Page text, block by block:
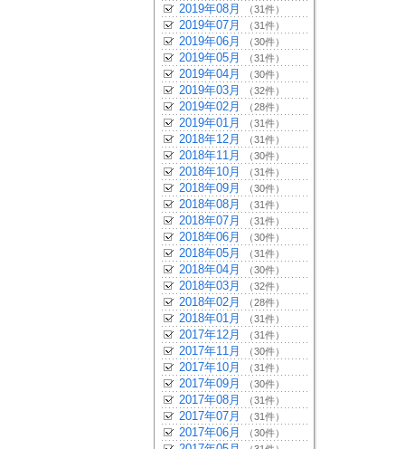
2019年08月 （31件）
2019年07月 （31件）
2019年06月 （30件）
2019年05月 （31件）
2019年04月 （30件）
2019年03月 （32件）
2019年02月 （28件）
2019年01月 （31件）
2018年12月 （31件）
2018年11月 （30件）
2018年10月 （31件）
2018年09月 （30件）
2018年08月 （31件）
2018年07月 （31件）
2018年06月 （30件）
2018年05月 （31件）
2018年04月 （30件）
2018年03月 （32件）
2018年02月 （28件）
2018年01月 （31件）
2017年12月 （31件）
2017年11月 （30件）
2017年10月 （31件）
2017年09月 （30件）
2017年08月 （31件）
2017年07月 （31件）
2017年06月 （30件）